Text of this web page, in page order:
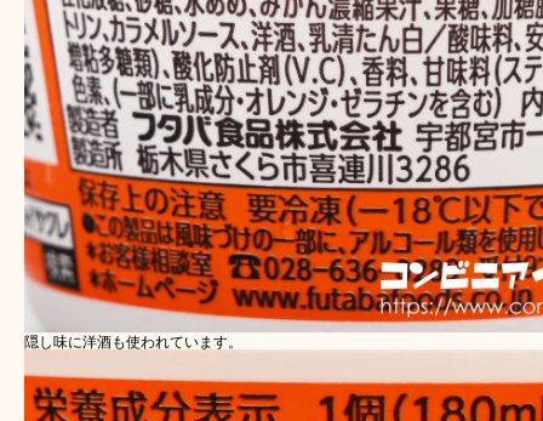
隠し味に洋酒も使われています。